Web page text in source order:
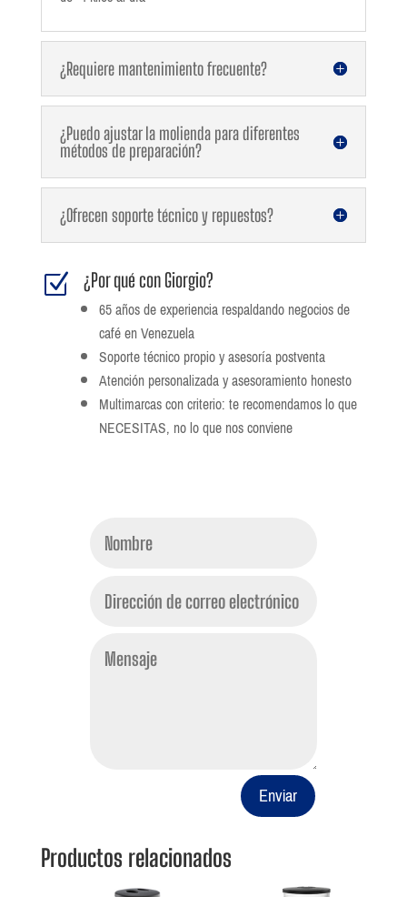
¿Requiere mantenimiento frecuente?
¿Puedo ajustar la molienda para diferentes
métodos de preparación?
¿Ofrecen soporte técnico y repuestos?
Z ¿Por qué con Giorgio?
65 años de experiencia respaldando negocios de
café en Venezuela
Soporte técnico propio y asesoría postventa
Atención personalizada y asesoramiento honesto
Multimarcas con criterio: te recomendamos lo que
NECESITAS, no lo que nos conviene
Enviar
Productos relacionados